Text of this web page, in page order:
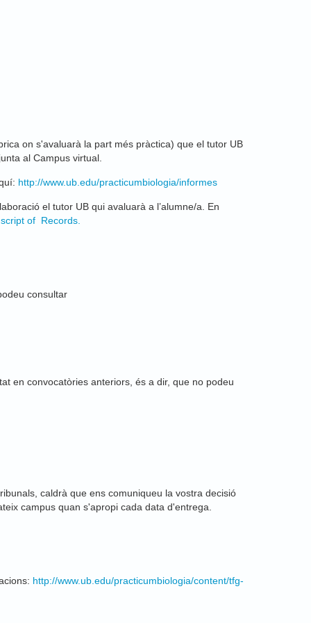
on s'avaluarà la part més pràctica) que el tutor UB
al Campus virtual.
http://www.ub.edu/practicumbiologia/informes
el tutor UB qui avaluarà a l’alumne/a. En
of Records
consultar
en convocatòries anteriors, és a dir, que no podeu
caldrà que ens comuniqueu la vostra decisió
campus quan s'apropi cada data d'entrega.
http://www.ub.edu/practicumbiologia/content/tfg-